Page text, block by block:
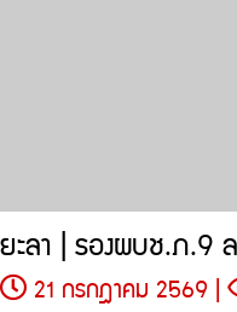
21 กรกฎาคม 2569 |